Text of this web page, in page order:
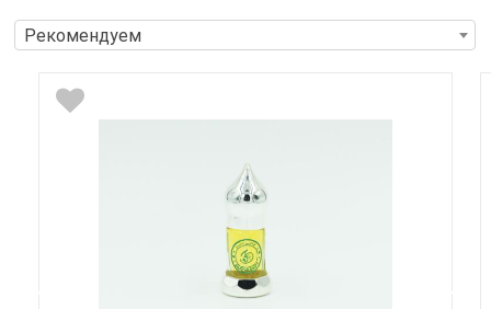
Рекомендуем